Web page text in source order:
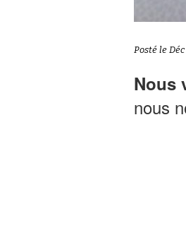
Posté le
Nous
nous